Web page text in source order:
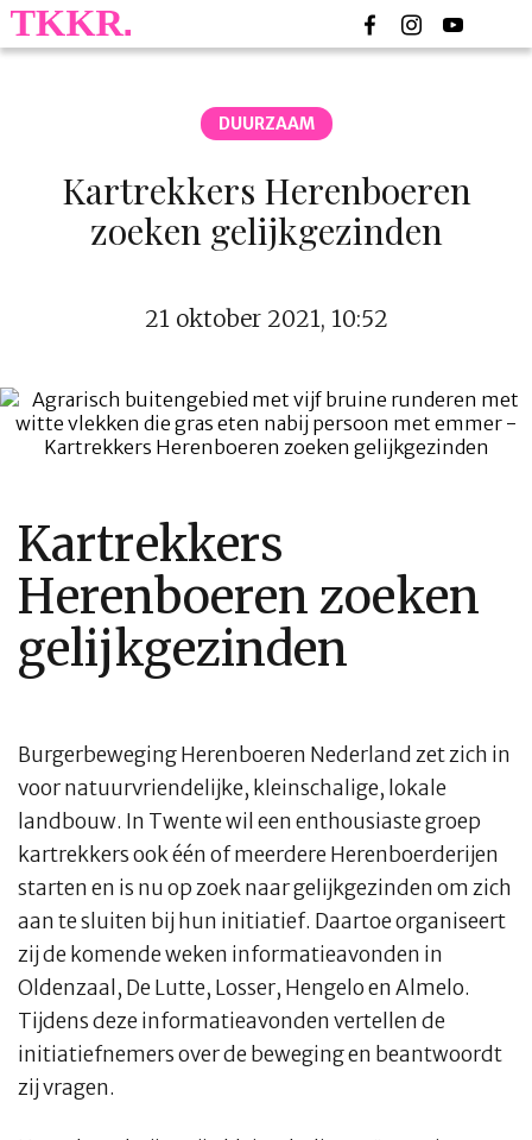
DUURZAAM
Kartrekkers Herenboeren
zoeken gelijkgezinden
21 oktober 2021, 10:52
Kartrekkers
Herenboeren zoeken
gelijkgezinden
Burgerbeweging Herenboeren Nederland zet zich in
voor natuurvriendelijke, kleinschalige, lokale
landbouw. In Twente wil een enthousiaste groep
kartrekkers ook één of meerdere Herenboerderijen
starten en is nu op zoek naar gelijkgezinden om zich
aan te sluiten bij hun initiatief. Daartoe organiseert
zij de komende weken informatieavonden in
Oldenzaal, De Lutte, Losser, Hengelo en Almelo.
Tijdens deze informatieavonden vertellen de
initiatiefnemers over de beweging en beantwoordt
zij vragen.